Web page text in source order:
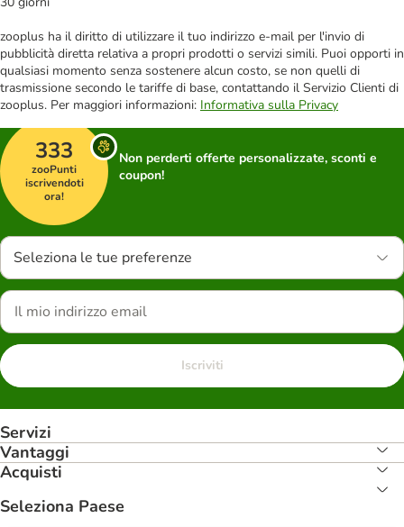
zooplus ha il diritto di utilizzare il tuo indirizzo e-mail per l'invio di
pubblicità diretta relativa a propri prodotti o servizi simili. Puoi opporti in
qualsiasi momento senza sostenere alcun costo, se non quelli di
trasmissione secondo le tariffe di base, contattando il Servizio Clienti di
zooplus. Per maggiori informazioni: Informativa sulla Privacy
333
zooPunti
iscrivendoti
ora!
Non perderti offerte personalizzate, sconti e
coupon!
Seleziona le tue preferenze
Iscriviti
Servizi
Vantaggi
Acquisti
Seleziona Paese